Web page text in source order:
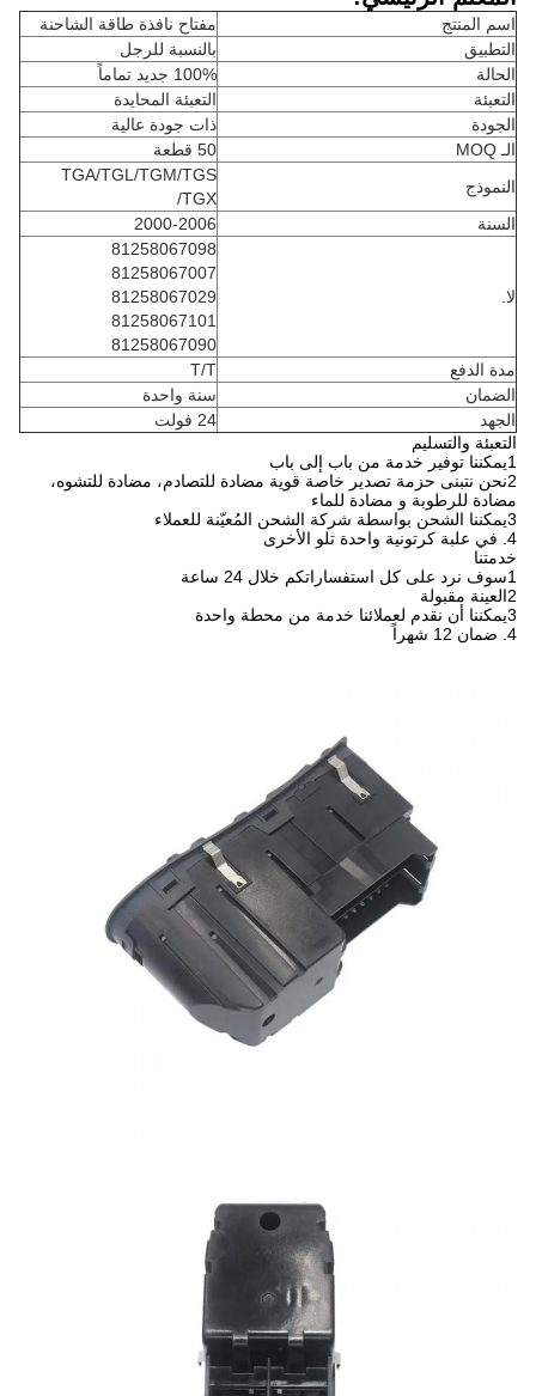
اسم المنتج
مفتاح نافذة طاقة الشاحنة
التطبيق
بالنسبة للرجل
الحالة
100% جديد تماماً
التعبئة
التعبئة المحايدة
الجودة
ذات جودة عالية
الـ MOQ
50 قطعة
النموذج
TGA/TGL/TGM/TGS
/TGX
السنة
2000-2006
لا.
81258067098
81258067007
81258067029
81258067101
81258067090
مدة الدفع
T/T
الضمان
سنة واحدة
الجهد
24 فولت
التعبئة والتسليم
1يمكننا توفير خدمة من باب إلى باب
2نحن نتبنى حزمة تصدير خاصة قوية مضادة للتصادم، مضادة للتشوه،
مضادة للرطوبة و مضادة للماء
3يمكننا الشحن بواسطة شركة الشحن المُعيّنة للعملاء
4. في علبة كرتونية واحدة تلو الأخرى
خدمتنا
1سوف نرد على كل استفساراتكم خلال 24 ساعة
2العينة مقبولة
3يمكننا أن نقدم لعملائنا خدمة من محطة واحدة
4. ضمان 12 شهراً